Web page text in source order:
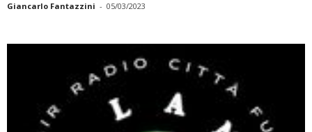
Giancarlo Fantazzini - 05/03/2023